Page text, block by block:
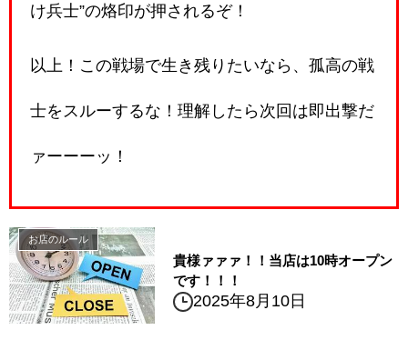
け兵士”の烙印が押されるぞ！
以上！この戦場で生き残りたいなら、孤高の戦
士をスルーするな！理解したら次回は即出撃だ
ァーーーッ！
お店のルール
貴様ァァァ！！当店は10時オープン
です！！！
2025年8月10日